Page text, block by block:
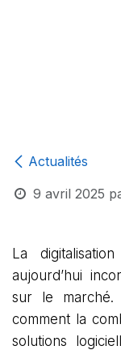
Actualités
9 avril 2025
La
aujourd’hui
sur le marché.
comment la
solutions